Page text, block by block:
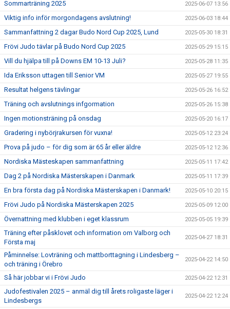
Sommarträning 2025 2025-06-07 13:56
Viktig info inför morgondagens avslutning! 2025-06-03 18:44
Sammanfattning 2 dagar Budo Nord Cup 2025, Lund 2025-05-30 18:31
Frövi Judo tävlar på Budo Nord Cup 2025 2025-05-29 15:15
Vill du hjälpa till på Downs EM 10-13 Juli? 2025-05-28 11:35
Ida Eriksson uttagen till Senior VM 2025-05-27 19:55
Resultat helgens tävlingar 2025-05-26 16:52
Träning och avslutnings infgormation 2025-05-26 15:38
Ingen motionsträning på onsdag 2025-05-20 16:17
Gradering i nybörjrakursen för vuxna! 2025-05-12 23:24
Prova på judo – för dig som är 65 år eller äldre 2025-05-12 12:36
Nordiska Mästeskapen sammanfattning 2025-05-11 17:42
Dag 2 på Nordiska Mästerskapen i Danmark 2025-05-11 17:39
En bra första dag på Nordiska Mästerskapen i Danmark! 2025-05-10 20:15
Frövi Judo på Nordiska Mästerskapen 2025 2025-05-09 12:00
Övernattning med klubben i eget klassrum 2025-05-05 19:39
Träning efter påsklovet och information om Valborg och
Första maj
2025-04-27 18:31
Påminnelse: Lovträning och mattborttagning i Lindesberg –
och träning i Örebro
2025-04-22 14:50
Så här jobbar vi i Frövi Judo 2025-04-22 12:31
Judofestivalen 2025 – anmäl dig till årets roligaste läger i
Lindesbergs
2025-04-22 12:24